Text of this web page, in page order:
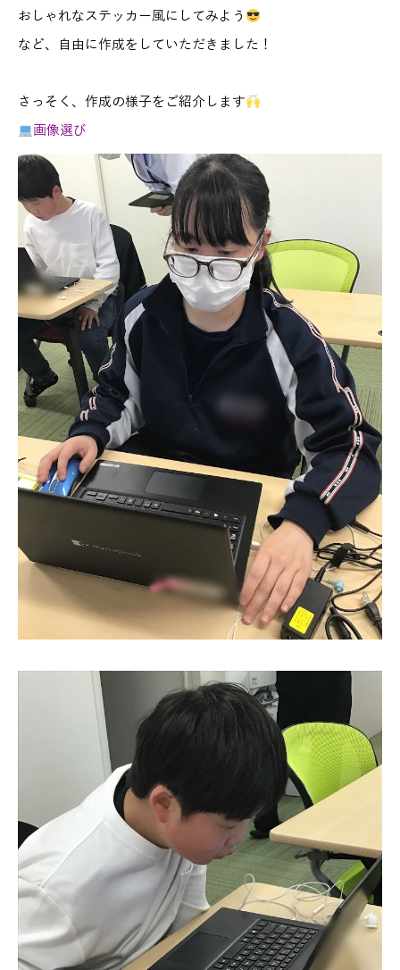
おしゃれなステッカー風にしてみよう
など、自由に作成をしていただきました！
さっそく、作成の様子をご紹介します
画像選び